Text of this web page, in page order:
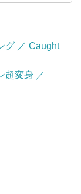
グ ／ Caught
超変身 ／